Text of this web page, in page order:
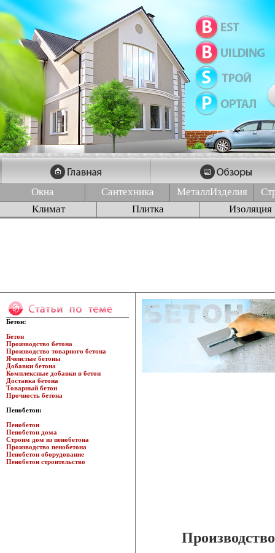
Окна Сантехника МеталлИзделия
Климат
Плитка Изоляция
Бетон:
Бетон
Производство бетона
Производство товарного бетона
Ячеистые бетоны
Добавки бетона
Комплексные добавки в бетон
Доставка бетона
Товарный бетон
Прочность бетона
Пенобетон:
Пенобетон
Пенобетон дома
Строим дом из пенобетона
Производство пенобетона
Пенобетон оборудование
Пенобетон строительство